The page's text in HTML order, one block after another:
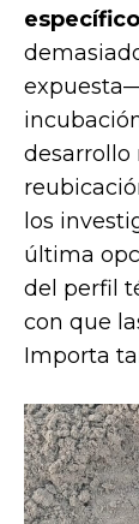
desarrollo
los
última
del perfil
con que
Importa